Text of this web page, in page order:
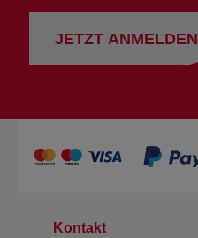
JETZT ANMELDEN
Kontakt